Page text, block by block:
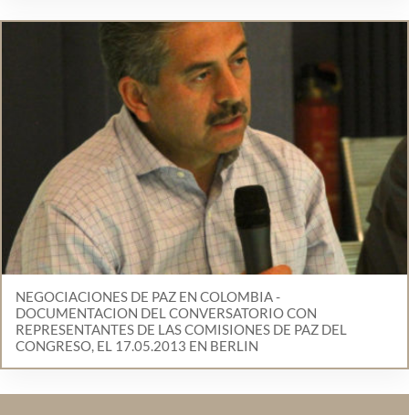
NEGOCIACIONES DE PAZ EN COLOMBIA -
DOCUMENTACION DEL CONVERSATORIO CON
REPRESENTANTES DE LAS COMISIONES DE PAZ DEL
CONGRESO, EL 17.05.2013 EN BERLIN